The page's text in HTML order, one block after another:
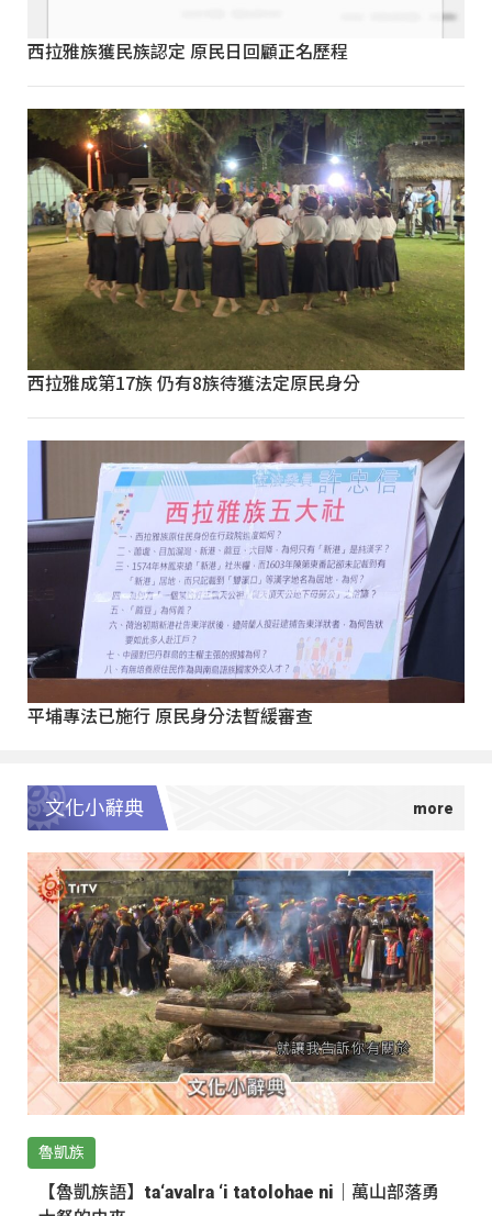
西拉雅族獲民族認定 原民日回顧正名歷程
西拉雅成第17族 仍有8族待獲法定原民身分
平埔專法已施行 原民身分法暫緩審查
文化小辭典
魯凱族
【魯凱族語】ta‘avalra ‘i tatolohae ni｜萬山部落勇